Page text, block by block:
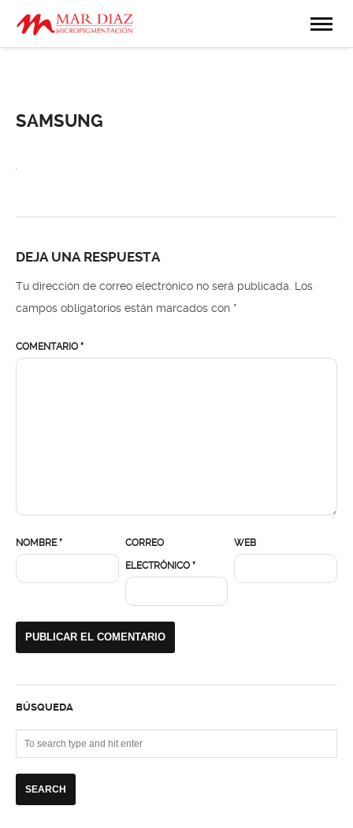
SAMSUNG
DEJA UNA RESPUESTA
Tu dirección de correo electrónico no será publicada. Los
campos obligatorios están marcados con *
COMENTARIO *
NOMBRE* CORREO
ELECTRÓNICO *
WEB
BÚSQUEDA